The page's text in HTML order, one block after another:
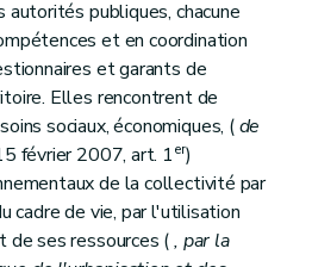
et prescriptions générales des zones, tracés de réseaux d'infrastructures principales
publiques, chacune
et en coordination
et garants de
Elles rencontrent de
sociaux, économiques, (de
février 2007, art. 1er)
de la collectivité par
cadre de vie, par l'utilisation
de ses ressources (, par la